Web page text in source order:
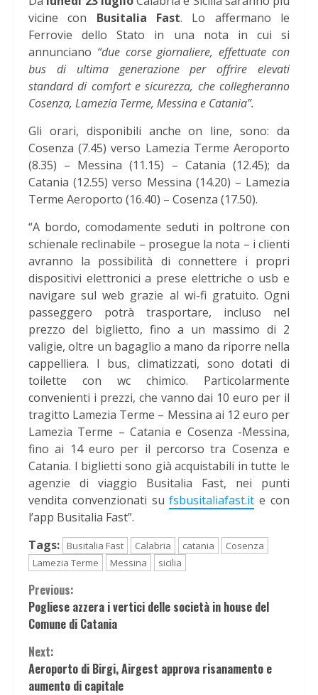
vicine con Busitalia Fast. Lo affermano le
Ferrovie dello Stato in una nota in cui si
annunciano “due corse giornaliere, effettuate con
bus di ultima generazione per offrire elevati
standard di comfort e sicurezza, che collegheranno
Cosenza, Lamezia Terme, Messina e Catania”.
Gli orari, disponibili anche on line, sono: da
Cosenza (7.45) verso Lamezia Terme Aeroporto
(8.35) – Messina (11.15) – Catania (12.45); da
Catania (12.55) verso Messina (14.20) – Lamezia
Terme Aeroporto (16.40) – Cosenza (17.50).
“A bordo, comodamente seduti in poltrone con
schienale reclinabile – prosegue la nota – i clienti
avranno la possibilità di connettere i propri
dispositivi elettronici a prese elettriche o usb e
navigare sul web grazie al wi-fi gratuito. Ogni
passeggero potrà trasportare, incluso nel
prezzo del biglietto, fino a un massimo di 2
valigie, oltre un bagaglio a mano da riporre nella
cappelliera. I bus, climatizzati, sono dotati di
toilette con wc chimico. Particolarmente
convenienti i prezzi, che vanno dai 10 euro per il
tragitto Lamezia Terme – Messina ai 12 euro per
Lamezia Terme – Catania e Cosenza -Messina,
fino ai 14 euro per il percorso tra Cosenza e
Catania. I biglietti sono già acquistabili in tutte le
agenzie di viaggio Busitalia Fast, nei punti
vendita convenzionati sufsbusitaliafast.it e con
l’app Busitalia Fast”.
Tags:
Busitalia Fast Calabria catania
Cosenza
Lamezia Terme
Messina sicilia
Continue
Reading
Previous:
Pogliese azzera i vertici delle società in house del
Comune di Catania
Next:
Aeroporto di Birgi, Airgest approva risanamento e
aumento di capitale